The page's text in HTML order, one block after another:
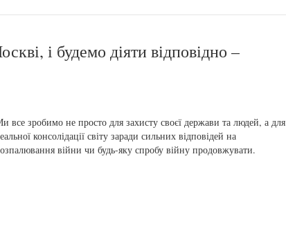
і будемо діяти відповідно –
все зробимо не просто для захисту своєї держави та людей, а для
консолідації світу заради сильних відповідей на
війни чи будь-яку спробу війну продовжувати.